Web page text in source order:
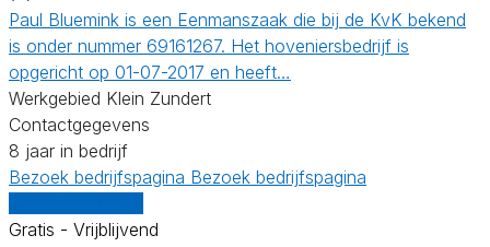
Paul Bluemink is een Eenmanszaak die bij de KvK bekend
is onder nummer 69161267. Het hoveniersbedrijf is
opgericht op 01-07-2017 en heeft…
Werkgebied Klein Zundert
Contactgegevens
8 jaar in bedrijf
Bezoek bedrijfspagina Bezoek bedrijfspagina
Gratis - Vrijblijvend